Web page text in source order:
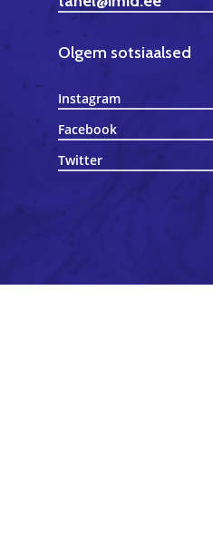
Olgem sotsiaalsed
Instagram
Facebook
Twitter